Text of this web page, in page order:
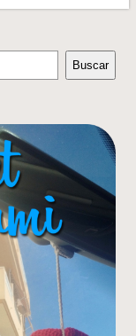
Buscar